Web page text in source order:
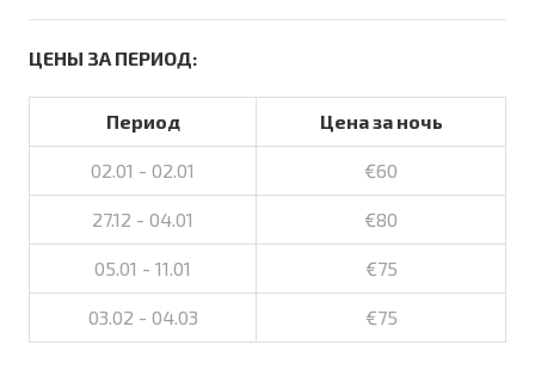
ЦЕНЫ ЗА ПЕРИОД:
Период Цена за ночь
02.01 - 02.01 €60
27.12 - 04.01 €80
05.01 - 11.01 €75
03.02 - 04.03 €75